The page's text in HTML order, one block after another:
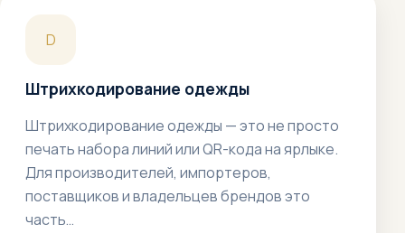
D
Штрихкодирование одежды
Штрихкодирование одежды — это не просто
печать набора линий или QR-кода на ярлыке.
Для производителей, импортеров,
поставщиков и владельцев брендов это
часть…